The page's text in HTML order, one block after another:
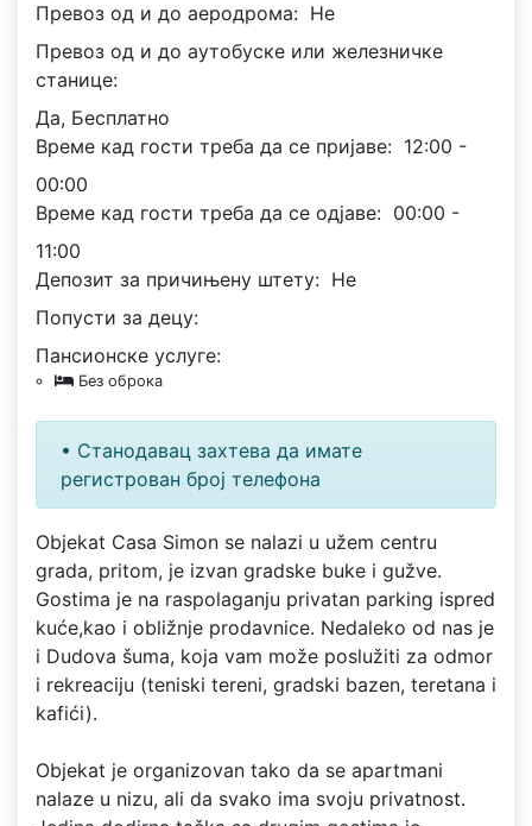
Превоз од и до аеродрома: Не
Превоз од и до аутобуске или железничке
станице:
Да, Бесплатно
Време кад гости треба да се пријаве: 12:00 -
00:00
Време кад гости треба да се одјаве: 00:00 -
11:00
Депозит за причињену штету: Не
Попусти за децу:
Пансионске услуге:
Без оброка
• Станодавац захтева да имате
регистрован број телефона
Objekat Casa Simon se nalazi u užem centru
grada, pritom, je izvan gradske buke i gužve.
Gostima je na raspolaganju privatan parking ispred
kuće,kao i obližnje prodavnice. Nedaleko od nas je
i Dudova šuma, koja vam može poslužiti za odmor
i rekreaciju (teniski tereni, gradski bazen, teretana i
kafići).
Objekat je organizovan tako da se apartmani
nalaze u nizu, ali da svako ima svoju privatnost.